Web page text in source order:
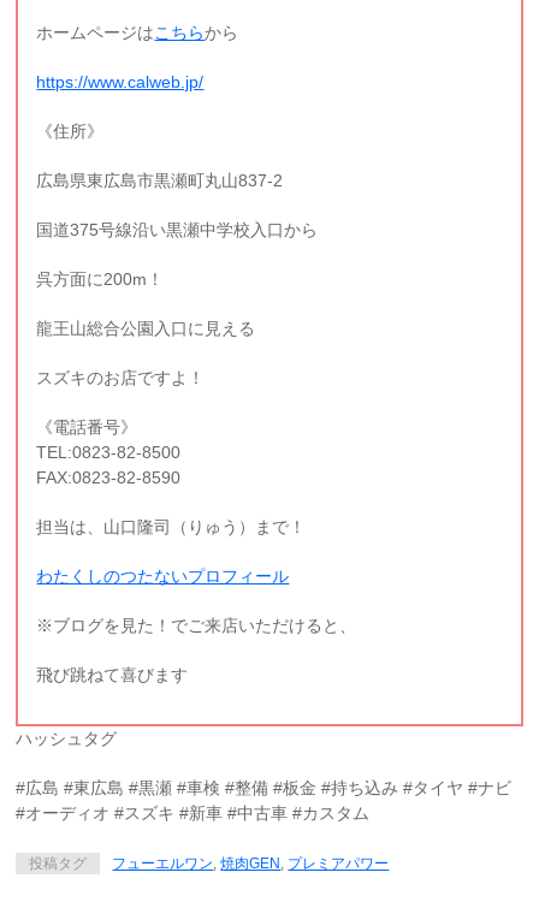
ホームページはこちらから
https://www.calweb.jp/
《住所》
広島県東広島市黒瀬町丸山837-2
国道375号線沿い黒瀬中学校入口から
呉方面に200m！
龍王山総合公園入口に見える
スズキのお店ですよ！
《電話番号》
TEL:0823-82-8500
FAX:0823-82-8590
担当は、山口隆司（りゅう）まで！
わたくしのつたないプロフィール
※ブログを見た！でご来店いただけると、
飛び跳ねて喜びます
ハッシュタグ
#広島 #東広島 #黒瀬 #車検 #整備 #板金 #持ち込み #タイヤ #ナビ
#オーディオ #スズキ #新車 #中古車 #カスタム
投稿タグ フューエルワン,焼肉GEN , プレミアパワー